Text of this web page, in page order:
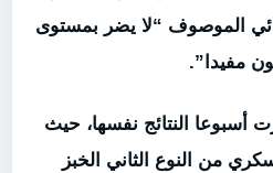
الموصوف “لا يضر بمستوى
مفيدا”.
أسبوعا النتائج نفسها، حيث
بالسكري من النوع الثاني الخبز